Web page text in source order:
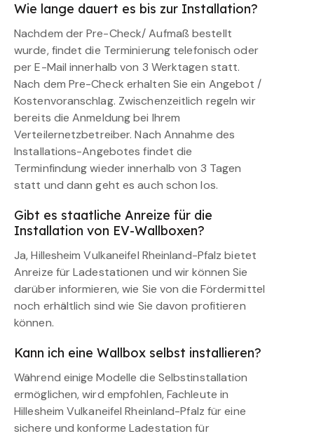
Wie lange dauert es bis zur Installation?
Nachdem der Pre-Check/ Aufmaß bestellt
wurde, findet die Terminierung telefonisch oder
per E-Mail innerhalb von 3 Werktagen statt.
Nach dem Pre-Check erhalten Sie ein Angebot /
Kostenvoranschlag. Zwischenzeitlich regeln wir
bereits die Anmeldung bei Ihrem
Verteilernetzbetreiber. Nach Annahme des
Installations-Angebotes findet die
Terminfindung wieder innerhalb von 3 Tagen
statt und dann geht es auch schon los.
Gibt es staatliche Anreize für die
Installation von EV-Wallboxen?
Ja, Hillesheim Vulkaneifel Rheinland-Pfalz bietet
Anreize für Ladestationen und wir können Sie
darüber informieren, wie Sie von die Fördermittel
noch erhältlich sind wie Sie davon profitieren
können.
Kann ich eine Wallbox selbst installieren?
Während einige Modelle die Selbstinstallation
ermöglichen, wird empfohlen, Fachleute in
Hillesheim Vulkaneifel Rheinland-Pfalz für eine
sichere und konforme Ladestation für